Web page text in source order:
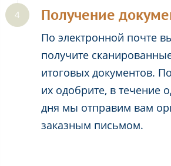
Получение
По электронной почте
получите
итоговых документов.
их одобрите, в течение
дня мы отправим вам
заказным письмом.